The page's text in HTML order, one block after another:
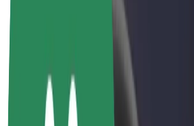
Bolt Plus
Vydělávejte s Boltem